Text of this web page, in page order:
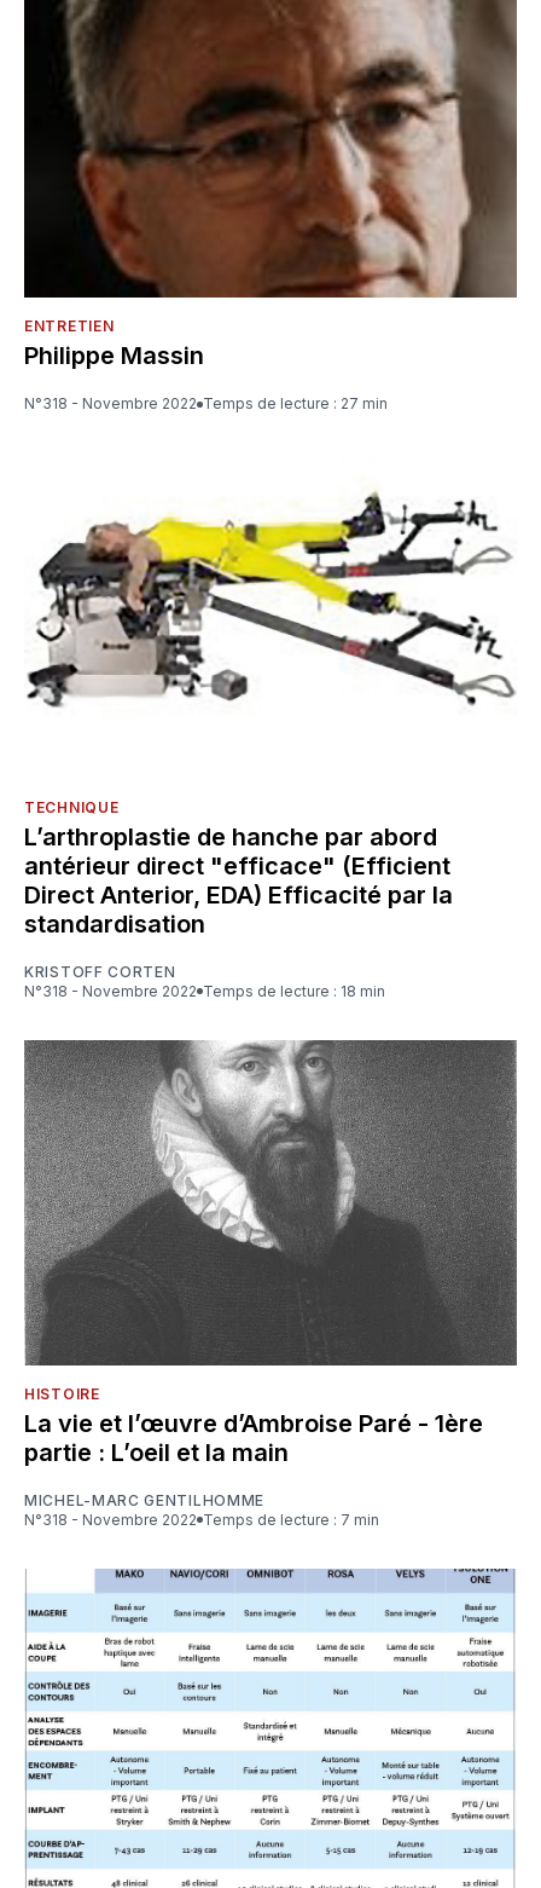
ENTRETIEN
Philippe Massin
N°318 - Novembre 2022 Temps de lecture : 27 min
TECHNIQUE
L’arthroplastie de hanche par abord
antérieur direct "efficace" (Efficient
Direct Anterior, EDA) Efficacité par la
standardisation
KRISTOFF CORTEN
N°318 - Novembre 2022
Temps de lecture : 18 min
HISTOIRE
La vie et l’œuvre d’Ambroise Paré - 1ère
partie : L’oeil et la main
MICHEL-MARC GENTILHOMME
N°318 - Novembre 2022
Temps de lecture : 7 min